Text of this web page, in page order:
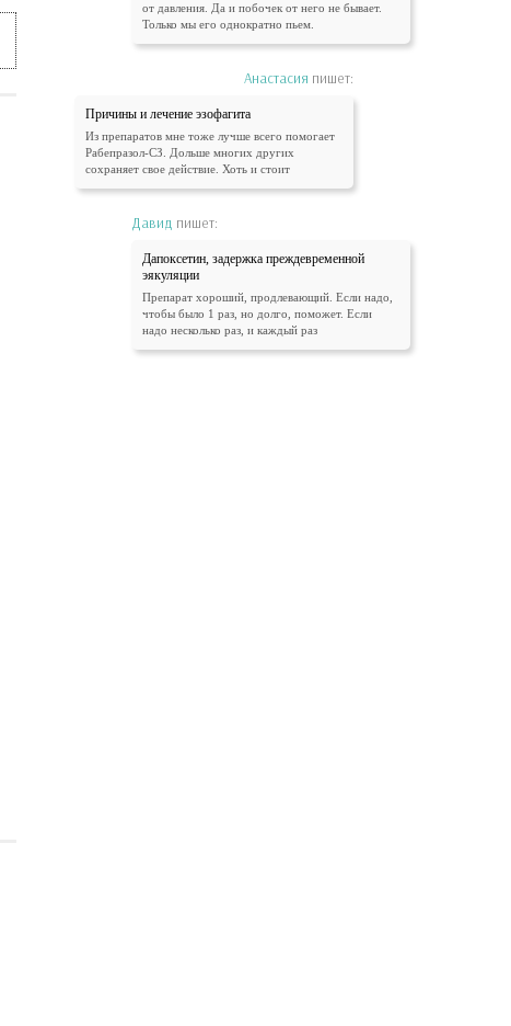
от давления. Да и побочек от него не бывает.
Только мы его однократно пьем.
Анастасия пишет:
Причины и лечение эзофагита
Из препаратов мне тоже лучше всего помогает
Рабепразол-СЗ. Дольше многих других
сохраняет свое действие. Хоть и стоит
Давид пишет:
Дапоксетин, задержка преждевременной
эякуляции
Препарат хороший, продлевающий. Если надо,
чтобы было 1 раз, но долго, поможет. Если
надо несколько раз, и каждый раз